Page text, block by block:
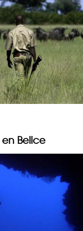
Belice